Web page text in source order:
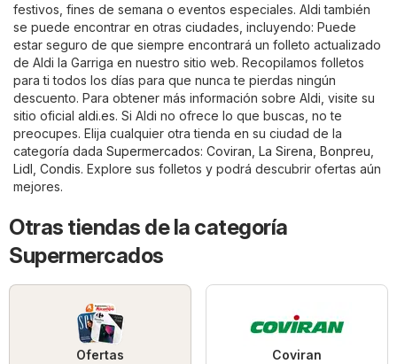
festivos, fines de semana o eventos especiales. Aldi también
se puede encontrar en otras ciudades, incluyendo: Puede
estar seguro de que siempre encontrará un folleto actualizado
de Aldi la Garriga en nuestro sitio web. Recopilamos folletos
para ti todos los días para que nunca te pierdas ningún
descuento. Para obtener más información sobre Aldi, visite su
sitio oficial aldi.es. Si Aldi no ofrece lo que buscas, no te
preocupes. Elija cualquier otra tienda en su ciudad de la
categoría dada Supermercados: Coviran La Sirena Bonpreu
Lidl Condis. Explore sus folletos y podrá descubrir ofertas aún
mejores.
Otras tiendas de la categoría
Supermercados
Ofertas Coviran